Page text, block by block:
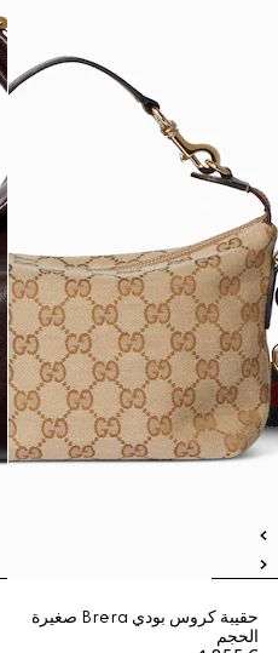
حقيبة كروس بودي Brera صغيرة
الحجم